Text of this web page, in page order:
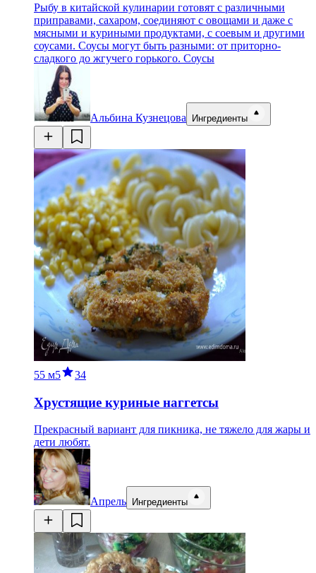
Рыбу в китайской кулинарии готовят с различными
приправами, сахаром, соединяют с овощами и даже с
мясными и куриными продуктами, с соевым и другими
соусами. Соусы могут быть разными: от приторно-
сладкого до жгучего горького. Соусы
Альбина Кузнецова Ингредиенты
55 м5 34
Хрустящие куриные наггетсы
Прекрасный вариант для пикника, не тяжело для жары и
дети любят.
Апрель Ингредиенты